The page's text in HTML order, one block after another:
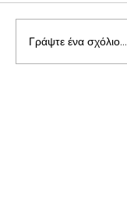
Γράψτε ένα σχόλιο...